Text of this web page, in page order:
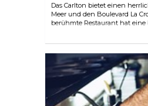
Das Carlton bietet einen
Meer und den Boulevard La
berühmte Restaurant hat eine
schönes Mittagessen an
zu bieten. Hier finden Sie ein